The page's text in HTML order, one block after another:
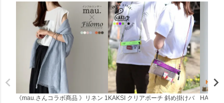
《mau.さんコラボ商品 》リネン 1 KAKSI クリアポーチ 斜め掛けバ